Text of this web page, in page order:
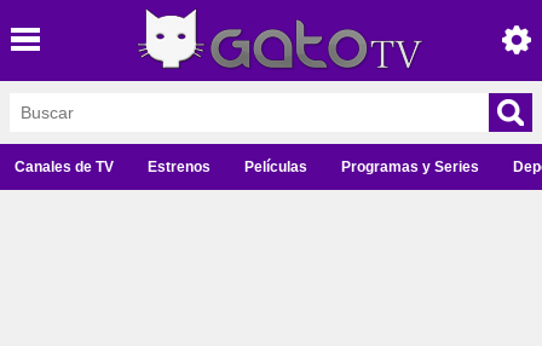
Canales de TV Estrenos Películas Programas y Series